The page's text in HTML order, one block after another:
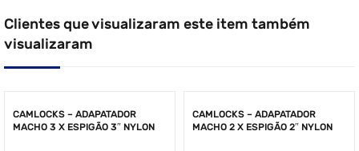
Clientes que visualizaram este item também
visualizaram
CAMLOCKS – ADAPATADOR
MACHO 3 X ESPIGÃO 3″ NYLON
CAMLOCKS – ADAPATADOR
MACHO 2 X ESPIGÃO 2″ NYLON